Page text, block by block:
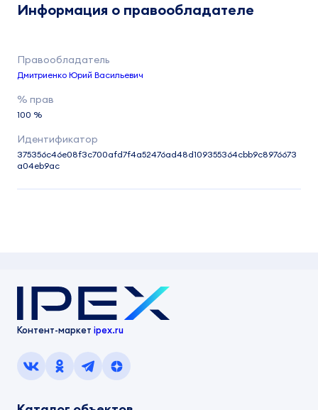
Информация о правообладателе
Дмитриенко Юрий Васильевич
100 %
375356c46e08f3c700afd7f4a52476ad48d109355364cbb9c8976673
a04eb9ac
Контент-маркет ipex.ru